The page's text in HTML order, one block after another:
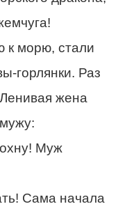
морю, стали
горлянки. Раз
жена
Муж
Сама начала